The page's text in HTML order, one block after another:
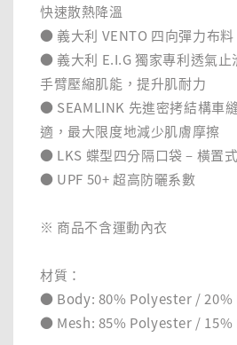
快速散熱降溫
● 義大利 VENTO 四向彈力布
● 義大利 E.I.G 獨家專利透氣止
手臂壓縮肌能，提升肌耐力
● SEAMLINK 先進密拷結構車
適，最大限度地減少肌膚摩擦
● LKS 蝶型四分隔口袋 – 橫置
● UPF 50+ 超高防曬系數
※ 商品不含運動內衣
材質：
● Body: 80% Polyester / 20%
● Mesh: 85% Polyester / 15%